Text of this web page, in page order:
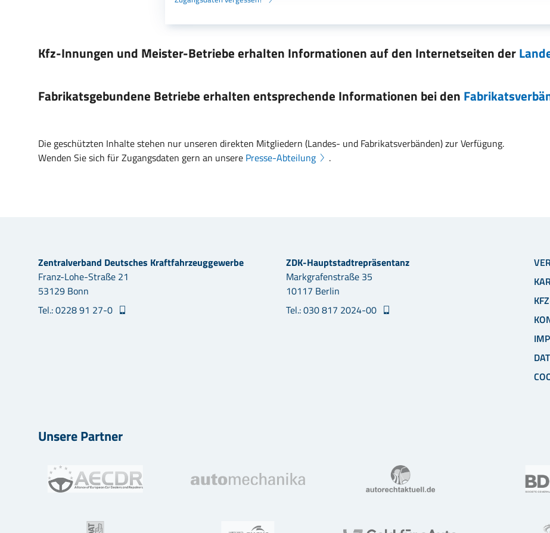
Kfz-Innungen und Meister-Betriebe erhalten Informationen auf den Internetseiten der
Fabrikatsgebundene Betriebe erhalten entsprechende Informationen bei den
Die geschützten Inhalte stehen nur unseren direkten Mitgliedern (Landes- und Fabrikatsverbänden) zur Verfügung.
Wenden Sie sich für Zugangsdaten gern an unsere Presse-Abteilung .
Zentralverband Deutsches Kraftfahrzeuggewerbe
Franz-Lohe-Straße 21
53129 Bonn
Tel.: 0228 91 27-0
ZDK-Hauptstadtrepräsentanz
Markgrafenstraße 35
10117 Berlin
Tel.: 030 817 2024-00
Unsere Partner